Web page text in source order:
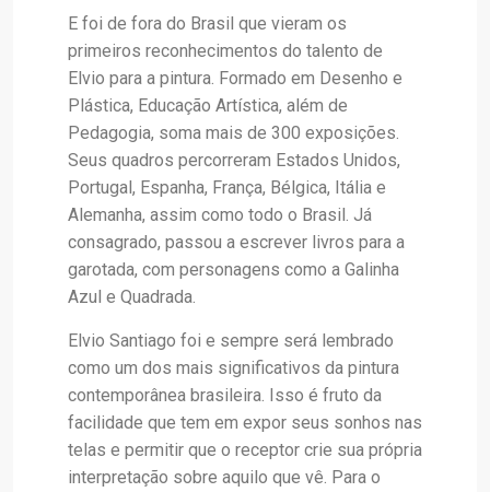
E foi de fora do Brasil que vieram os
primeiros reconhecimentos do talento de
Elvio para a pintura. Formado em Desenho e
Plástica, Educação Artística, além de
Pedagogia, soma mais de 300 exposições.
Seus quadros percorreram Estados Unidos,
Portugal, Espanha, França, Bélgica, Itália e
Alemanha, assim como todo o Brasil. Já
consagrado, passou a escrever livros para a
garotada, com personagens como a Galinha
Azul e Quadrada.
Elvio Santiago foi e sempre será lembrado
como um dos mais significativos da pintura
contemporânea brasileira. Isso é fruto da
facilidade que tem em expor seus sonhos nas
telas e permitir que o receptor crie sua própria
interpretação sobre aquilo que vê. Para o